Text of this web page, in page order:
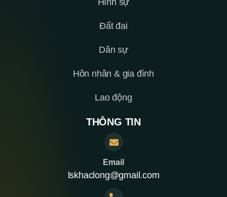
Đất đai
Dân sự
Hôn nhân & gia đình
Lao động
THÔNG TIN
Email
lskhaclong@gmail.com